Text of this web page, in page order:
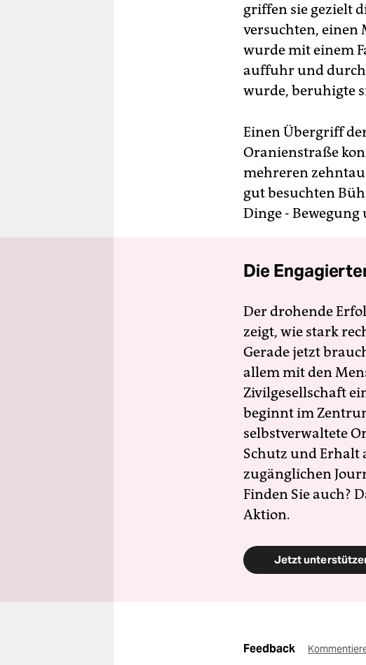
griffen sie gezielt
versuchten, einen
wurde mit einem
auffuhr und durch
wurde, beruhigte
Einen Übergriff
Oranienstraße
mehreren
gut besuchten
Dinge - Bewegung
Die
Der drohende
zeigt, wie stark
Gerade jetzt
allem mit den
Zivilgesellschaft
beginnt im
selbstverwaltete
Schutz und Erhalt
zugänglichen
Finden Sie auch?
Aktion.
Jetzt
Feedback